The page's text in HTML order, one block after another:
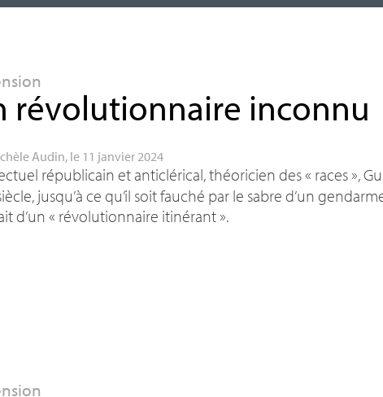
révolutionnaire inconnu
Audin, le 11 janvier 2024
républicain et anticlérical, théoricien des « races»,
jusqu’à ce qu’il soit fauché par le sabre d’un
d’un « révolutionnaire itinérant».